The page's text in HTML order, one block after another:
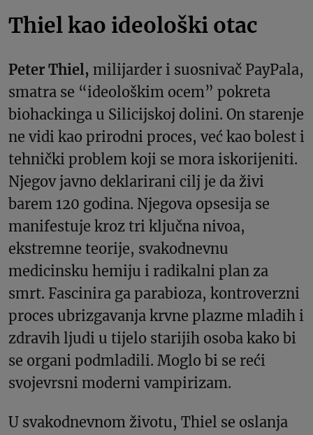
Thiel kao ideološki otac
Peter Thiel, milijarder i suosnivač PayPala,
smatra se “ideološkim ocem” pokreta
biohackinga u Silicijskoj dolini. On starenje
ne vidi kao prirodni proces, već kao bolest i
tehnički problem koji se mora iskorijeniti.
Njegov javno deklarirani cilj je da živi
barem 120 godina. Njegova opsesija se
manifestuje kroz tri ključna nivoa,
ekstremne teorije, svakodnevnu
medicinsku hemiju i radikalni plan za
smrt. Fascinira ga parabioza, kontroverzni
proces ubrizgavanja krvne plazme mladih i
zdravih ljudi u tijelo starijih osoba kako bi
se organi podmladili. Moglo bi se reći
svojevrsni moderni vampirizam.
U svakodnevnom životu, Thiel se oslanja